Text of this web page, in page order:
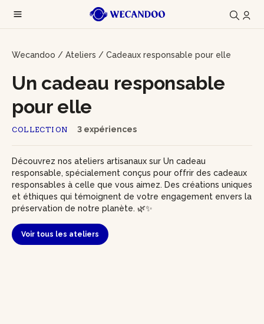
Wecandoo / Ateliers / Cadeaux responsable pour elle
COLLECTION 3 expériences
Un cadeau responsable
pour elle
Découvrez nos ateliers artisanaux sur Un cadeau
responsable, spécialement conçus pour offrir des cadeaux
responsables à celle que vous aimez. Des créations uniques
et éthiques qui témoignent de votre engagement envers la
préservation de notre planète. 🌿✨
Voir tous les ateliers